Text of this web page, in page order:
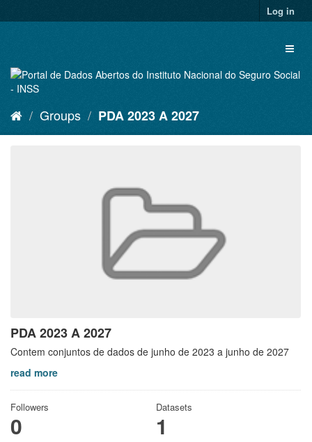
to
Log in
Groups PDA 2023 A 2027
PDA 2023 A 2027
Contem conjuntos de dados de junho de 2023 a junho de 2027
read more
Followers
0
Datasets
1